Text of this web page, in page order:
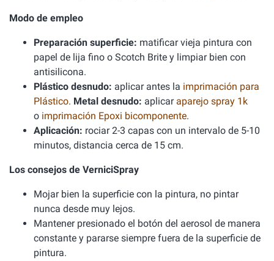
Modo de empleo
Preparación superficie: matificar vieja pintura con
papel de lija fino o Scotch Brite y limpiar bien con
antisilicona.
Plástico desnudo: aplicar antes la imprimación para
Plástico. Metal desnudo: aplicar aparejo spray 1k
o imprimación Epoxi bicomponente.
Aplicación: rociar 2-3 capas con un intervalo de 5-10
minutos, distancia cerca de 15 cm.
Los consejos de VerniciSpray
Mojar bien la superficie con la pintura, no pintar
nunca desde muy lejos.
Mantener presionado el botón del aerosol de manera
constante y pararse siempre fuera de la superficie de
pintura.